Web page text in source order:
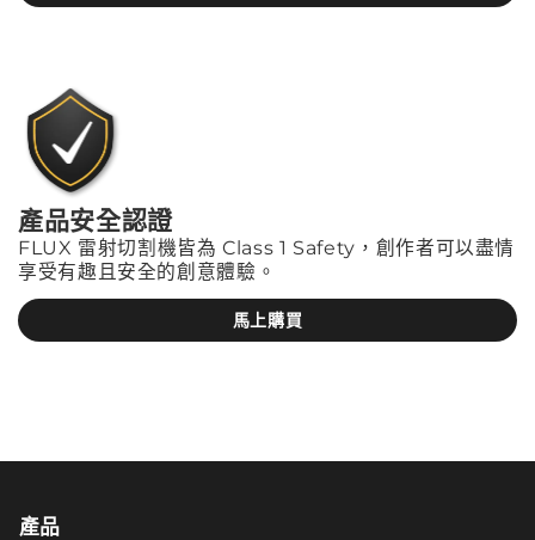
產品安全認證
FLUX 雷射切割機皆為 Class 1 Safety，創作者可以盡情
享受有趣且安全的創意體驗。
馬上購買
產品